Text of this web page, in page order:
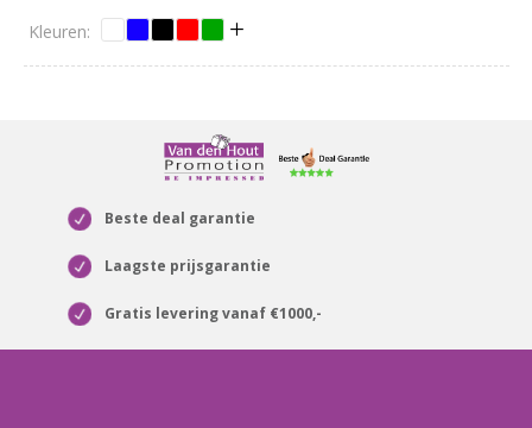
Beste deal garantie
Laagste prijsgarantie
Gratis levering vanaf €1000,-